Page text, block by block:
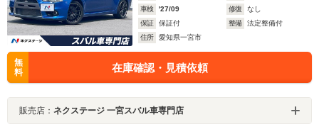
車検
'27/09 修復
なし
保証
保証付 整備
法定整備付
住所
愛知県一宮市
無
料
在庫確認・見積依頼
販売店： ネクステージ 一宮スバル車専門店